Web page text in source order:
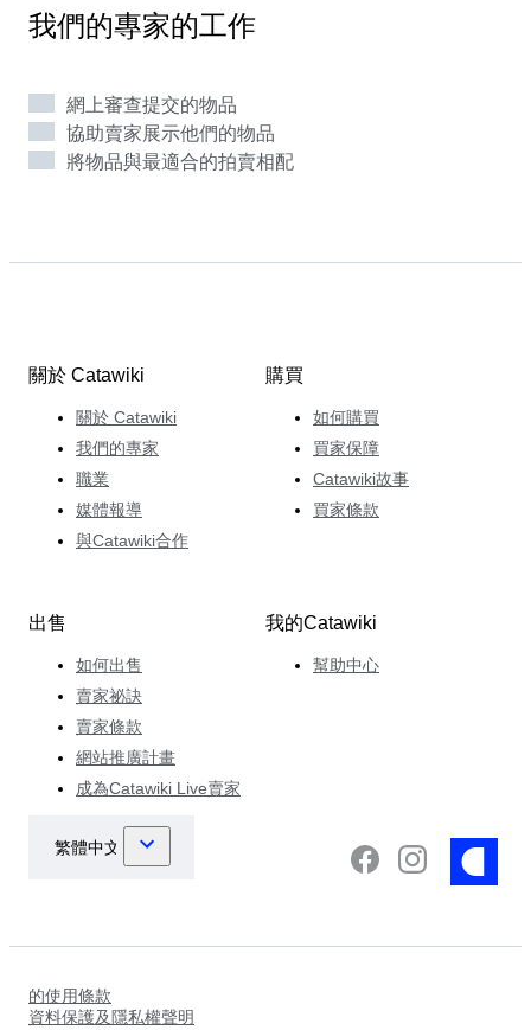
在 Catawiki，Francesco 專注於策劃動人心目的拍賣，
指引買家和賣家完成整個拍賣過程，以使隕石拍賣蓬勃發
拍品的魅力，每次總想出價拍下，爲其個人收藏增光添
彩。
我們的專家的工作
網上審查提交的物品
協助賣家展示他們的物品
將物品與最適合的拍賣相配
關於 Catawiki
關於 Catawiki
我們的專家
職業
媒體報導
與Catawiki合作
購買
如何購買
買家保障
Catawiki故事
買家條款
出售
如何出售
賣家祕訣
賣家條款
網站推廣計畫
成為Catawiki Live賣家
我的Catawiki
幫助中心
的使用條款
資料保護及隱私權聲明